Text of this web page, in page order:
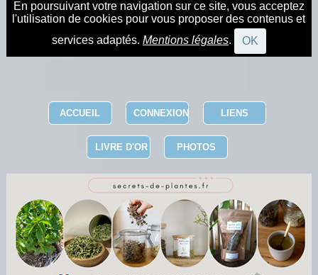
En poursuivant votre navigation sur ce site, vous acceptez
l'utilisation de cookies pour vous proposer des contenus et
services adaptés. Mentions légales. OK
ACCUEIL CONNEXION LIENS
LIVRE D'OR PHOTOS